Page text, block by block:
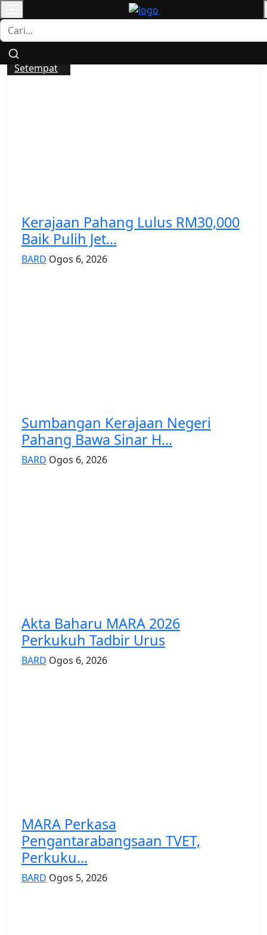
11:27:54 PM
All
Setempat
Kerajaan Pahang Lulus RM30,000
Baik Pulih Jet...
BARD Ogos 6, 2026
Sumbangan Kerajaan Negeri
Pahang Bawa Sinar H...
BARD Ogos 6, 2026
Akta Baharu MARA 2026
Perkukuh Tadbir Urus
BARD Ogos 6, 2026
MARA Perkasa
Pengantarabangsaan TVET,
Perkuku...
BARD Ogos 5, 2026